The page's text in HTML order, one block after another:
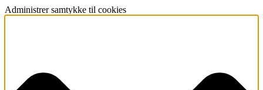
Administrer samtykke til cookies